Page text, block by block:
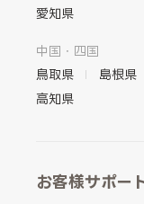
愛知県
中国・四国
鳥取県
島根県
高知県
お客様サポー